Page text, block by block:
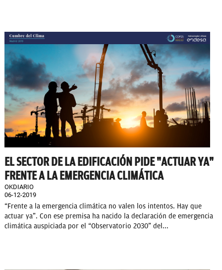
EL SECTOR DE LA EDIFICACIÓN PIDE "ACTUAR YA"
FRENTE A LA EMERGENCIA CLIMÁTICA
OKDIARIO
06-12-2019
“Frente a la emergencia climática no valen los intentos. Hay que
actuar ya”. Con ese premisa ha nacido la declaración de emergencia
climática auspiciada por el “Observatorio 2030” del...